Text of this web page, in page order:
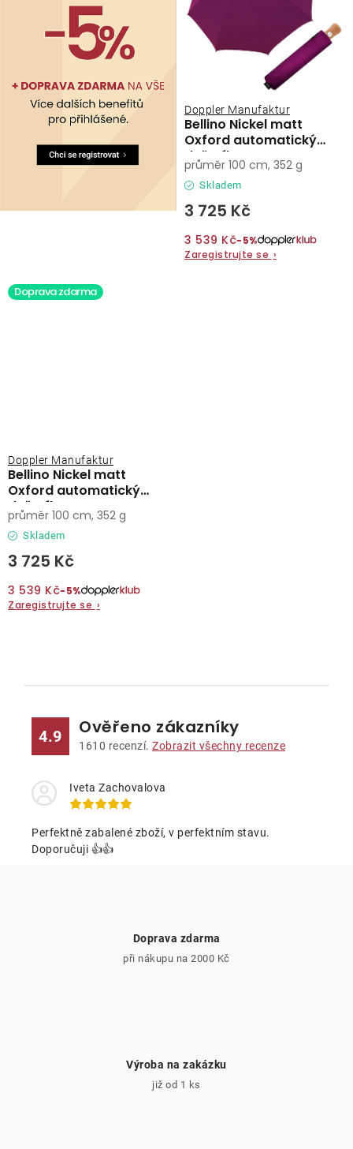
Bellino Nickel matt
Oxford automatický
deštník
Doppler Manufaktur
Skladem
3 725 Kč
3 539 Kč−5%
Zaregistrujte se ›
průměr 100 cm, 352 g
Doprava zdarma
Bellino Nickel matt
Oxford automatický
deštník
Doppler Manufaktur
Skladem
3 725 Kč
3 539 Kč−5%
Zaregistrujte se ›
průměr 100 cm, 352 g
4.9 Ověřeno zákazníky
1610 recenzí. Zobrazit všechny recenze
Iveta Zachovalova
Perfektně zabalené zboží, v perfektním stavu.
Doporučuji 👍👍
Doprava zdarma
při nákupu na 2000 Kč
Výroba na zakázku
již od 1 ks